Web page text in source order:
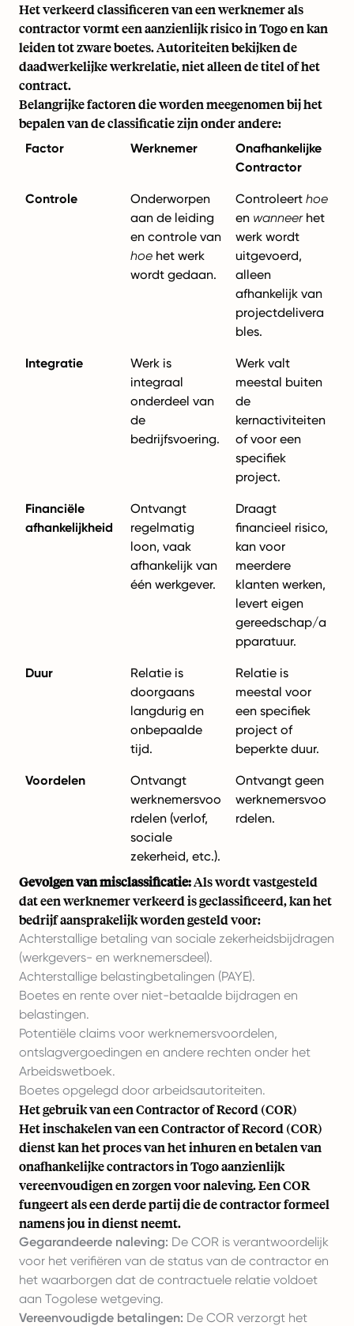
Het verkeerd classificeren van een werknemer als
contractor vormt een aanzienlijk risico in Togo en kan
leiden tot zware boetes. Autoriteiten bekijken de
daadwerkelijke werkrelatie, niet alleen de titel of het
contract.
Belangrijke factoren die worden meegenomen bij het
bepalen van de classificatie zijn onder andere:
Factor Werknemer
Onafhankelijke
Contractor
Controle
Onderworpen
aan de leiding
en controle van
hoe het werk
wordt gedaan.
Controleert hoe
en wanneerhet
werk wordt
uitgevoerd,
alleen
afhankelijk van
projectdelivera
bles.
Integratie
Werk is
integraal
onderdeel van
de
bedrijfsvoering.
Werk valt
meestal buiten
de
kernactiviteiten
of voor een
specifiek
project.
Financiële
afhankelijkheid
Ontvangt
regelmatig
loon, vaak
afhankelijk van
één werkgever.
Draagt
financieel risico,
kan voor
meerdere
klanten werken,
levert eigen
gereedschap/a
pparatuur.
Duur
Relatie is
doorgaans
langdurig en
onbepaalde
tijd.
Relatie is
meestal voor
een specifiek
project of
beperkte duur.
Voordelen
Ontvangt
werknemersvoo
rdelen (verlof,
sociale
zekerheid, etc.).
Ontvangt geen
werknemersvoo
rdelen.
Gevolgen van misclassificatie:Als wordt vastgesteld
dat een werknemer verkeerd is geclassificeerd, kan het
bedrijf aansprakelijk worden gesteld voor:
Achterstallige betaling van sociale zekerheidsbijdragen
(werkgevers- en werknemersdeel).
Achterstallige belastingbetalingen (PAYE).
Boetes en rente over niet-betaalde bijdragen en
belastingen.
Potentiële claims voor werknemersvoordelen,
ontslagvergoedingen en andere rechten onder het
Arbeidswetboek.
Boetes opgelegd door arbeidsautoriteiten.
Het gebruik van een Contractor of Record (COR)
Het inschakelen van een Contractor of Record (COR)
dienst kan het proces van het inhuren en betalen van
onafhankelijke contractors in Togo aanzienlijk
vereenvoudigen en zorgen voor naleving. Een COR
fungeert als een derde partij die de contractor formeel
namens jou in dienst neemt.
Gegarandeerde naleving: De COR is verantwoordelijk
voor het verifiëren van de status van de contractor en
het waarborgen dat de contractuele relatie voldoet
aan Togolese wetgeving.
Vereenvoudigde betalingen: De COR verzorgt het